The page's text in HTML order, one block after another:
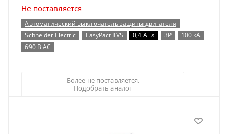
Не поставляется
Автоматический выключатель защиты двигателя
Schneider Electric
EasyPact TVS 0,4 А x 3P
100 кА
690 В AC
Более не поставляется.
Подобрать аналог